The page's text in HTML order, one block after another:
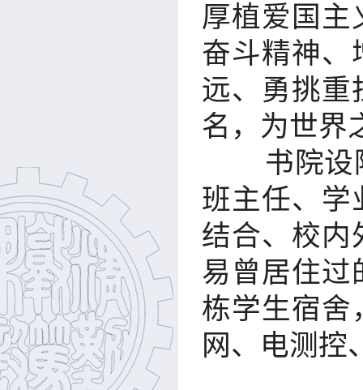
厚植爱国主
奋斗精神、
远、勇挑重
名，为世界
书院
班主任、学
结合、校内
易曾居住过
栋学生宿舍
网、电测控